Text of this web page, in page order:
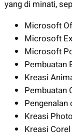
yang di minati,
Microsoft
Microsoft
Microsoft
Pembuatan
Kreasi
Pembuatan
Kreasi
Kreasi